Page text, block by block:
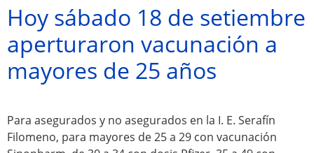
lleno de atractivos
sorprendentes,
¡Descúbrelos!
Hoy sábado 18 de setiembre
aperturaron vacunación a
mayores de 25 años
Para asegurados y no asegurados en la I. E. Serafín
Filomeno, para mayores de 25 a 29 con vacunación